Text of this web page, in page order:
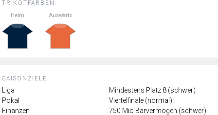
TRIKOTFARBEN:
Heim Auswärts
SAISONZIELE:
Liga
Mindestens Platz 8 (schwer)
Pokal
Viertelfinale (normal)
Finanzen
750 Mio Barvermögen (schwer)